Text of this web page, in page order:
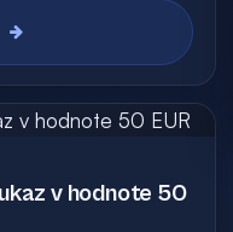
v hodnote 50